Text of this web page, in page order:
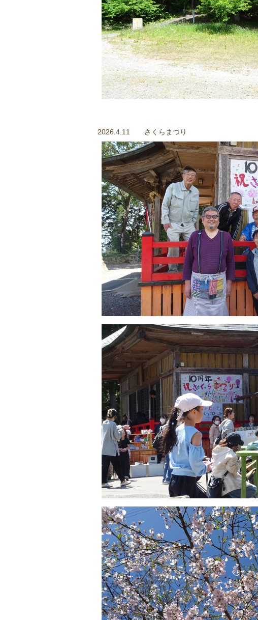
2026.4.11 さくらまつり